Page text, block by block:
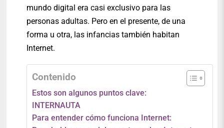
mundo digital era casi exclusivo para las
personas adultas. Pero en el presente, de una
forma u otra, las infancias también habitan
Internet.
Contenido
Estos son algunos puntos clave:
INTERNAUTA
Para entender cómo funciona Internet: